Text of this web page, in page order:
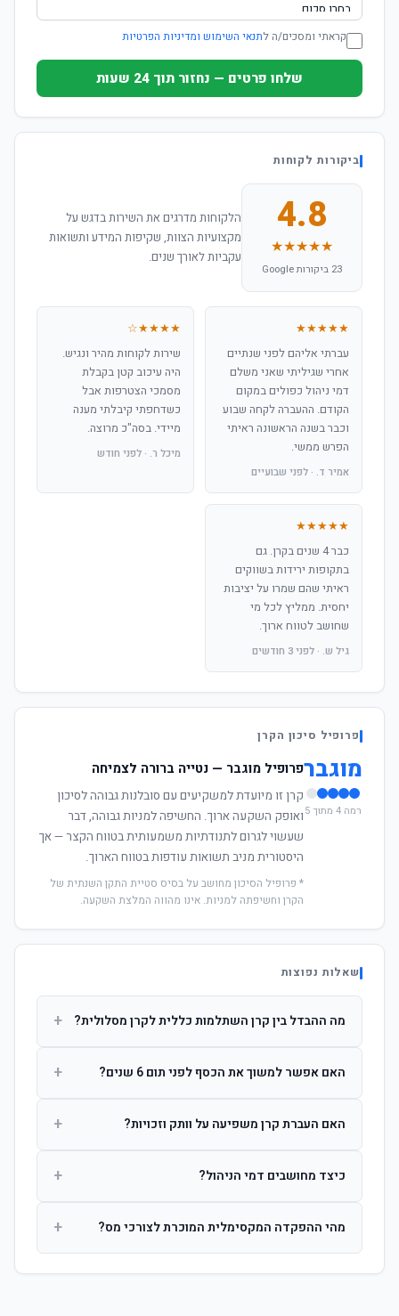
קראתי ומסכים/ה לתנאי השימוש ומדיניות הפרטיות
שלחו פרטים — נחזור תוך 24 שעות
ביקורות לקוחות
4.8
★★★★★
23 ביקורות Google
הלקוחות מדרגים את השירות בדגש על
מקצועיות הצוות, שקיפות המידע ותשואות
עקביות לאורך שנים.
★★★★★
עברתי אליהם לפני שנתיים
אחרי שגיליתי שאני משלם
דמי ניהול כפולים במקום
הקודם. ההעברה לקחה שבוע
וכבר בשנה הראשונה ראיתי
הפרש ממשי.
אמיר ד. · לפני שבועיים
★★★★☆
שירות לקוחות מהיר ונגיש.
היה עיכוב קטן בקבלת
מסמכי הצטרפות אבל
כשדחפתי קיבלתי מענה
מיידי. בסה"כ מרוצה.
מיכל ר. · לפני חודש
★★★★★
כבר 4 שנים בקרן. גם
בתקופות ירידות בשווקים
ראיתי שהם שמרו על יציבות
יחסית. ממליץ לכל מי
שחושב לטווח ארוך.
גיל ש. · לפני 3 חודשים
פרופיל סיכון הקרן
מוגבר
רמה 4 מתוך 5
פרופיל מוגבר — נטייה ברורה לצמיחה
קרן זו מיועדת למשקיעים עם סובלנות גבוהה לסיכון
ואופק השקעה ארוך. החשיפה למניות גבוהה, דבר
שעשוי לגרום לתנודתיות משמעותית בטווח הקצר — אך
היסטורית מניב תשואות עודפות בטווח הארוך.
* פרופיל הסיכון מחושב על בסיס סטיית התקן השנתית של
הקרן וחשיפתה למניות. אינו מהווה המלצת השקעה.
שאלות נפוצות
מה ההבדל בין קרן השתלמות כללית לקרן מסלולית? +
ההשקעות. קרן מסלולית עוקבת אחרי מדד ספציפי ומאפשרת
האם אפשר למשוך את הכסף לפני תום 6 שנים? +
הרווחים. לאחר 6 שנים ניתן למשוך פטור ממס עד לתקרה
האם העברת קרן משפיעה על וותק וזכויות? +
החברות. הוותק ממשיך להיספר מיום ההפקדה הראשונה.
כיצד מחושבים דמי הניהול? +
ומתן על שיעורם בעת הצטרפות.
מהי ההפקדה המקסימלית המוכרת לצורכי מס? +